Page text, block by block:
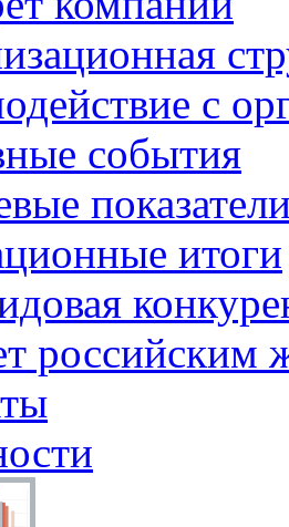
с
события
итоги
российским